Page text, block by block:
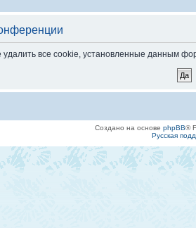
удалить все cookie, установленные данным
Создано на основе phpBB®
Русская